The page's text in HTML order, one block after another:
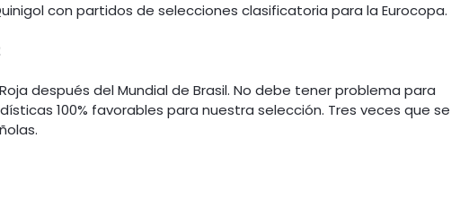
con partidos de selecciones clasificatoria para la Eurocopa.
después del Mundial de Brasil. No debe tener problema para
100% favorables para nuestra selección. Tres veces que se